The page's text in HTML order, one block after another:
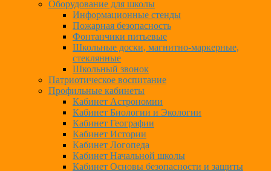
Оборудование для школы
Информационные стенды
Пожарная безопасность
Фонтанчики питьевые
Школьные доски, магнитно-маркерные,
стеклянные
Школьный звонок
Патриотическое воспитание
Профильные кабинеты
Кабинет Астрономии
Кабинет Биологии и Экологии
Кабинет Географии
Кабинет Истории
Кабинет Логопеда
Кабинет Начальной школы
Кабинет Основы безопасности и защиты